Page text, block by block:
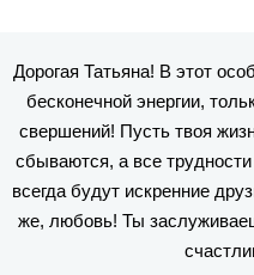
Дорогая Татьяна! В этот
бесконечной энергии,
свершений! Пусть твоя
сбываются, а все
всегда будут искренние
же, любовь! Ты